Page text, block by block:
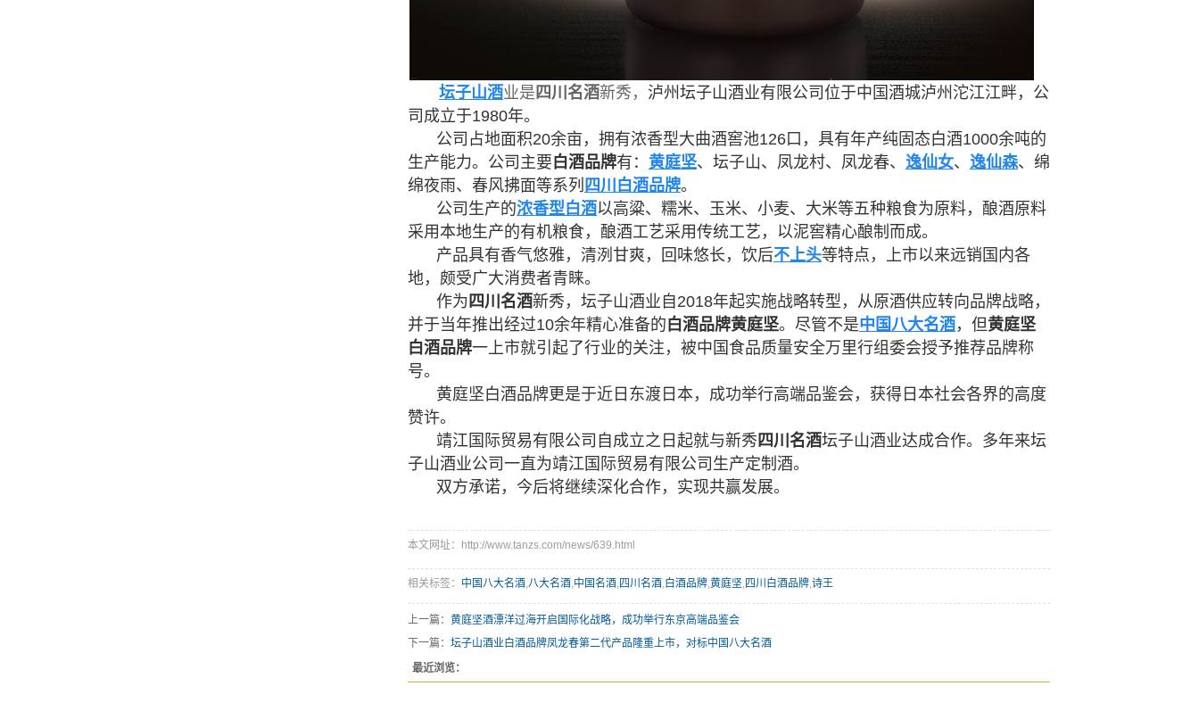
坛子山酒业是 四川 名酒新秀， 泸州坛子山酒业有限公司位于中国酒城泸州沱江江畔，公
司成立于1980年。
公司占地面积20余亩，拥有浓香型大曲酒窖池126口，具有年产纯固态白酒1000余吨的
生产能力。公司主要 白酒品牌有： 黄庭坚、坛子山、凤龙村、凤龙春、 逸仙女、 逸仙森、绵
绵夜雨、春风拂面等系列 四川白酒品牌。
公司生产的浓香型白酒以高粱、糯米、玉米、小麦、大米等五种粮食为原料，酿酒原料
采用本地生产的有机粮食，酿酒工艺采用传统工艺，以泥窖精心酿制而成。
产品具有香气悠雅，清洌甘爽，回味悠长，饮后不上头等特点，上市以来远销国内各
地，颇受广大消费者青睐。
作为 四川名酒新秀，坛子山酒业自2018年起实施战略转型，从原酒供应转向品牌战略，
并于当年推出经过10余年精心准备的 白酒品牌黄庭坚。尽管不是中国八大名酒，但黄庭坚
白酒品牌一上市就引起了行业的关注，被中国食品质量安全万里行组委会授予推荐品牌称
号。
黄庭坚白酒品牌更是于近日东渡日本，成功举行高端品鉴会，获得日本社会各界的高度
赞许。
靖江国际贸易有限公司自成立之日起就与新秀 四川名酒坛子山酒业达成合作。多年来坛
子山酒业公司一直为靖江国际贸易有限公司生产定制酒。
双方承诺，今后将继续深化合作，实现共赢发展。
本文网址：http://www.tanzs.com/news/639.html
相关标签： 中国八大名酒,八大名酒,中国名酒,四川名酒,白酒品牌,黄庭坚,四川白酒品牌,诗王
上一篇： 黄庭坚酒漂洋过海开启国际化战略，成功举行东京高端品鉴会
下一篇： 坛子山酒业白酒品牌凤龙春第二代产品隆重上市，对标中国八大名酒
最近浏览：